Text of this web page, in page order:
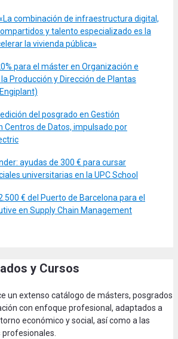
combinación de infraestructura digital,
y talento especializado es la
la vivienda pública»
para el máster en Organización e
Producción y Dirección de Plantas
del posgrado en Gestión
Centros de Datos, impulsado por
ayudas de 300 € para cursar
universitarias en la UPC School
€ del Puerto de Barcelona para el
en Supply Chain Management
y Cursos
un extenso catálogo de másters, posgrados
con enfoque profesional, adaptados a
económico y social, así como a las
profesionales.